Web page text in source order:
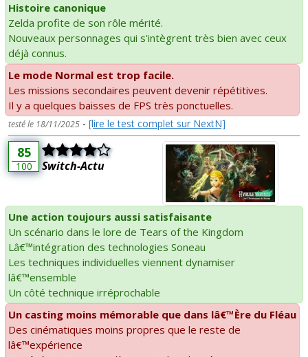
Histoire canonique
Zelda profite de son rôle mérité.
Nouveaux personnages qui s'intègrent très bien avec ceux
déjà connus.
Le mode Normal est trop facile.
Les missions secondaires peuvent devenir répétitives.
Il y a quelques baisses de FPS très ponctuelles.
testé le 18/11/2025 - [lire le test complet sur NextN]
85
100 Switch-Actu
Une action toujours aussi satisfaisante
Un scénario dans le lore de Tears of the Kingdom
Lâ€™intégration des technologies Soneau
Les techniques individuelles viennent dynamiser
lâ€™ensemble
Un côté technique irréprochable
Un casting moins mémorable que dans lâ€™Ère du Fléau
Des cinématiques moins propres que le reste de
lâ€™expérience